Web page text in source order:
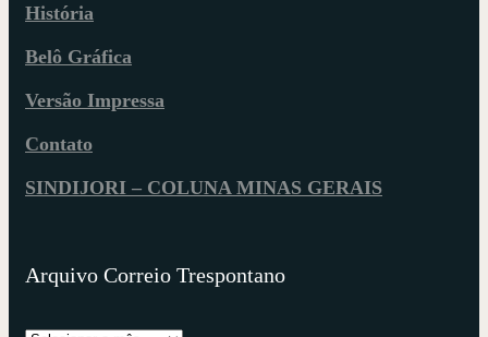
História
Belô Gráfica
Versão Impressa
Contato
SINDIJORI – COLUNA MINAS GERAIS
Arquivo Correio Trespontano